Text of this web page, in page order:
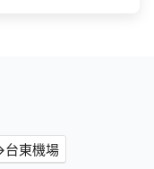
東機場